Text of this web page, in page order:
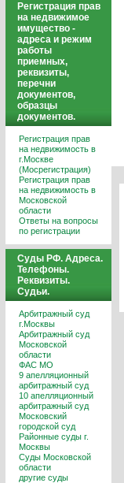
Регистрация прав
на недвижимое
имущество -
адреса и режим
работы
приемных,
реквизиты,
перечни
документов,
образцы
документов.
Регистрация прав
на недвижимость в
г.Москве
(Мосрегистрация)
Регистрация прав
на недвижимость в
Московской
области
Ответы на вопросы
по регистрации
Суды РФ. Адреса.
Телефоны.
Реквизиты.
Судьи.
Арбитражный суд
г.Москвы
Арбитражный суд
Московской
области
ФАС МО
9 апелляционный
арбитражный суд
10 апелляционный
арбитражный суд
Московский
городской суд
Районные суды г.
Москвы
Суды Московской
области
другие суды